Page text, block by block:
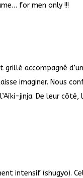
for men only !!!
accompagné
imaginer. Nous
jinja. De leur côté,
intensif (shugyo).